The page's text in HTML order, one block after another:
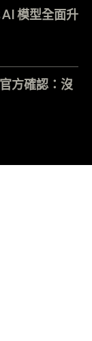
模型全面升
方確認：沒